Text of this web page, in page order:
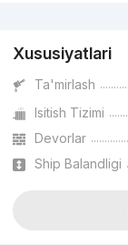
Xususiyatlari
Ta'mirlash
Isitish Tizimi
Devorlar
Ship Balandligi